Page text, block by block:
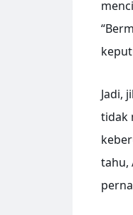
Jadi,
tidak
tahu,